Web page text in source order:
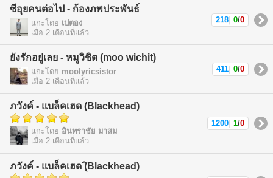
ซีอุยคนต่อไป - ก้องภพประพันธ์
แกะโดย เปตอง
เมื่อ 2 เดือนที่แล้ว
218 0/0
ยังรักอยู่เลย - หมูวิชิต (moo wichit)
แกะโดย moolyricsistor
เมื่อ 2 เดือนที่แล้ว
411 0/0
ภวังค์ - แบล็คเฮด (Blackhead)
แกะโดย อินทราชัย มาสม
เมื่อ 2 เดือนที่แล้ว
1200 1/0
ภวังค์ - แบล็คเฮด (ฺิBlackhead)